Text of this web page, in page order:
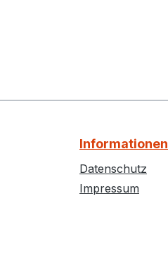
Informationen
Datenschutz
Impressum